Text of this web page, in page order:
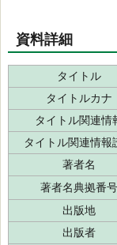
資料詳細
タイトル
タイトルカナ
タイトル関連情
タイトル関連情報
著者名
著者名典拠番号
出版地
出版者